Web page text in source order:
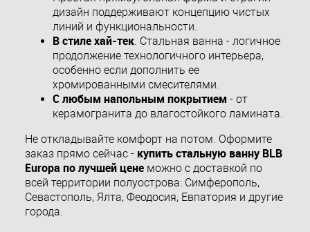
дизайн поддерживают концепцию чистых
линий и функциональности.
В стиле хай-тек. Стальная ванна - логичное
продолжение технологичного интерьера,
особенно если дополнить ее
хромированными смесителями.
С любым напольным покрытием - от
керамогранита до влагостойкого ламината.
Не откладывайте комфорт на потом. Оформите
заказ прямо сейчас - купить стальную ванну BLB
Europa по лучшей цене можно с доставкой по
всей территории полуострова: Симферополь,
Севастополь, Ялта, Феодосия, Евпатория и другие
города.